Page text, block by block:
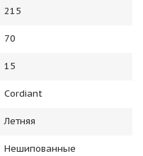
215
70
15
Cordiant
Летняя
Нешипованные